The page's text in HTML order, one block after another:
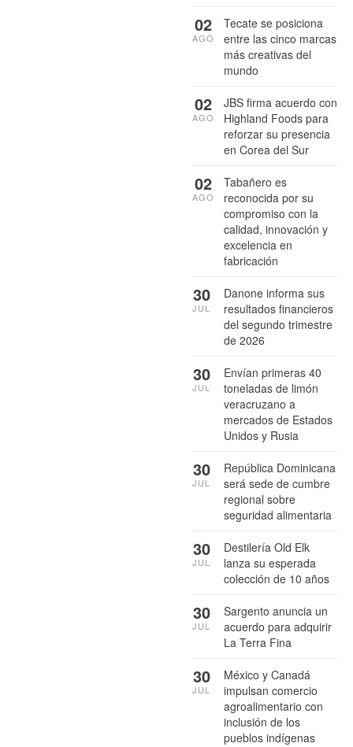
Tecate se posiciona
entre las cinco marcas
más creativas del
mundo
02
AGO
JBS firma acuerdo con
Highland Foods para
reforzar su presencia
en Corea del Sur
02
AGO
Tabañero es
reconocida por su
compromiso con la
calidad, innovación y
excelencia en
fabricación
02
AGO
Danone informa sus
resultados financieros
del segundo trimestre
de 2026
30
JUL
Envían primeras 40
toneladas de limón
veracruzano a
mercados de Estados
Unidos y Rusia
30
JUL
República Dominicana
será sede de cumbre
regional sobre
seguridad alimentaria
30
JUL
Destilería Old Elk
lanza su esperada
colección de 10 años
30
JUL
Sargento anuncia un
acuerdo para adquirir
La Terra Fina
30
JUL
México y Canadá
impulsan comercio
agroalimentario con
inclusión de los
pueblos indígenas
30
JUL